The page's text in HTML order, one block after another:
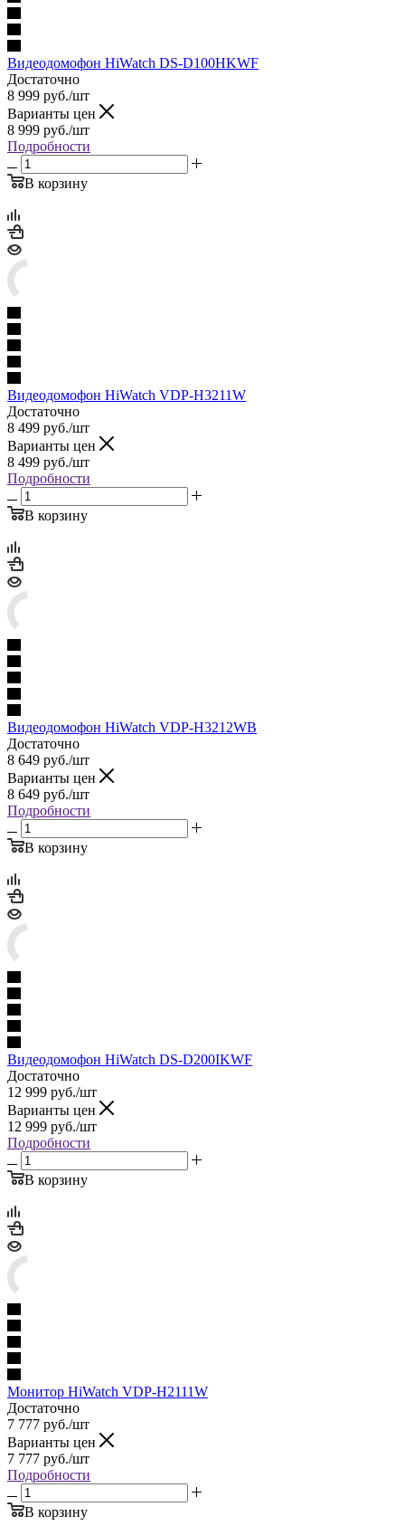
Видеодомофон HiWatch DS-D100HKWF
Достаточно
8 999 руб./шт
Варианты цен
8 999 руб./шт
Подробности
В корзину
Видеодомофон HiWatch VDP-H3211W
Достаточно
8 499 руб./шт
Варианты цен
8 499 руб./шт
Подробности
В корзину
Видеодомофон HiWatch VDP-H3212WB
Достаточно
8 649 руб./шт
Варианты цен
8 649 руб./шт
Подробности
В корзину
Видеодомофон HiWatch DS-D200IKWF
Достаточно
12 999 руб./шт
Варианты цен
12 999 руб./шт
Подробности
В корзину
Монитор HiWatch VDP-H2111W
Достаточно
7 777 руб./шт
Варианты цен
7 777 руб./шт
Подробности
В корзину